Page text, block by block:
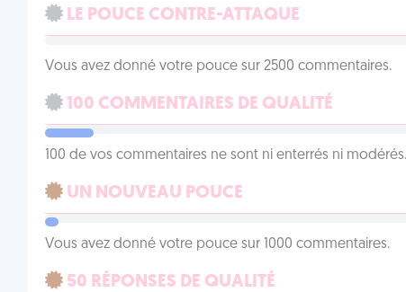
LE POUCE CONTRE-ATTAQUE
Vous avez donné votre pouce sur 2500 commentaires.
100 COMMENTAIRES DE QUALITÉ
100 de vos commentaires ne sont ni enterrés ni
UN NOUVEAU POUCE
Vous avez donné votre pouce sur 1000 commentaires.
50 RÉPONSES DE QUALITÉ